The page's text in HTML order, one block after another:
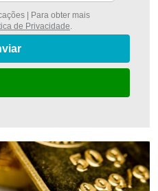
| Para obter mais
de Privacidade.